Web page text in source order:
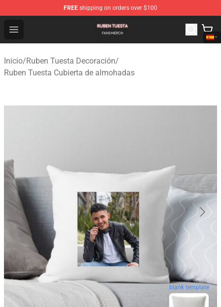
FREE shipping on orders over $100
Open menu
Ruben Tuesta Shop - Official Ruben Tuesta Merchandise
Inicio/Ruben Tuesta Decoración/
Ruben Tuesta Cubierta de almohadas
blank template